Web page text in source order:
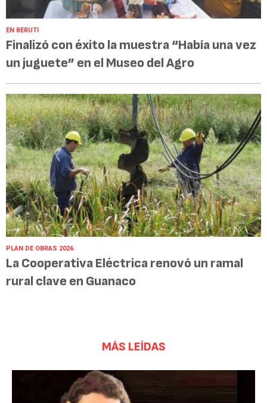
EN BERUTI
Finalizó con éxito la muestra “Había una vez
un juguete” en el Museo del Agro
PLAN DE OBRAS 2026
La Cooperativa Eléctrica renovó un ramal
rural clave en Guanaco
MÁS LEÍDAS